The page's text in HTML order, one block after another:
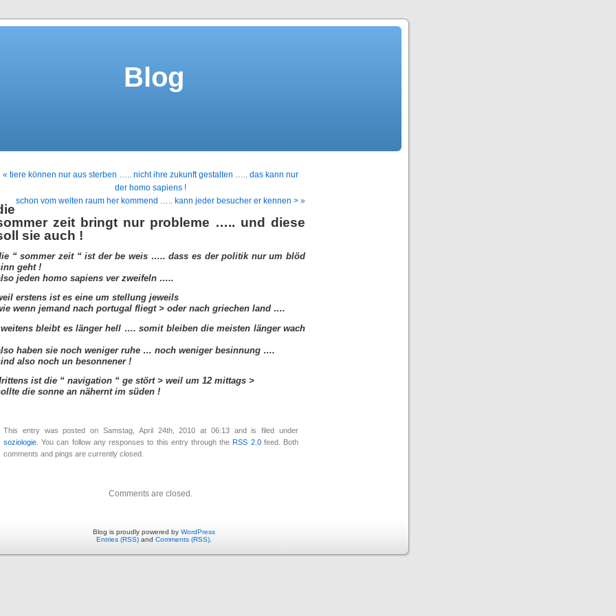
Blog
« tiere können nur aus sterben ….. nicht ihre zukunft gestalten ….. das kann nur
der homo sapiens !
schon vom welten raum her kommend ….. kann jeder besucher er kennen > »
zeit bringt nur probleme ….. und diese
sie auch !
“ sommer zeit “ ist der be weis ….. dass es der politik nur um blöd
geht !
jeden homo sapiens ver zweifeln …..
erstens ist es eine um stellung jeweils
wenn jemand nach portugal fliegt > oder nach griechen land ….
bleibt es länger hell …. somit bleiben die meisten länger wach
haben sie noch weniger ruhe … noch weniger besinnung ….
also noch un besonnener !
ist die “ navigation “ ge stört > weil um 12 mittags >
die sonne an nähernt im süden !
This entry was posted on Samstag, April 24th, 2010 at 06:13 and is filed under
soziologie . You can follow any responses to this entry through the RSS 2.0feed. Both
comments and pings are currently closed.
Comments are closed.
Blog is proudly powered by WordPress
Entries (RSS) and Comments (RSS).